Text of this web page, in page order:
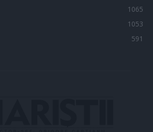
1065
1053
591